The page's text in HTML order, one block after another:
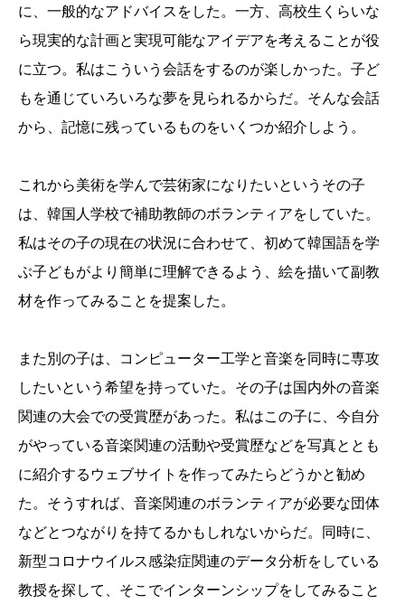
に、一般的なアドバイスをした。一方、高校生くらいな
ら現実的な計画と実現可能なアイデアを考えることが役
に立つ。私はこういう会話をするのが楽しかった。子ど
もを通じていろいろな夢を見られるからだ。そんな会話
から、記憶に残っているものをいくつか紹介しよう。
これから美術を学んで芸術家になりたいというその子
は、韓国人学校で補助教師のボランティアをしていた。
私はその子の現在の状況に合わせて、初めて韓国語を学
ぶ子どもがより簡単に理解できるよう、絵を描いて副教
材を作ってみることを提案した。
また別の子は、コンピューター工学と音楽を同時に専攻
したいという希望を持っていた。その子は国内外の音楽
関連の大会での受賞歴があった。私はこの子に、今自分
がやっている音楽関連の活動や受賞歴などを写真ととも
に紹介するウェブサイトを作ってみたらどうかと勧め
た。そうすれば、音楽関連のボランティアが必要な団体
などとつながりを持てるかもしれないからだ。同時に、
新型コロナウイルス感染症関連のデータ分析をしている
教授を探して、そこでインターンシップをしてみること